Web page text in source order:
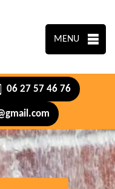
MENU
06 27 57 46 76